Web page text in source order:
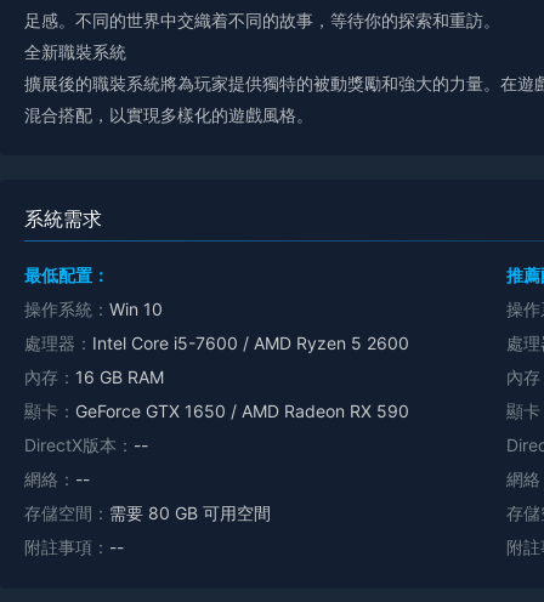
足感。不同的世界中交織着不同的故事，等待你的探索和重訪。
全新職裝系統
擴展後的職裝系統將為玩家提供獨特的被動獎勵和強大的力量。在
混合搭配，以實現多樣化的遊戲風格。
系統需求
最低配置：
操作系統： Win 10
處理器： Intel Core i5-7600 / AMD Ryzen 5 2600
內存： 16 GB RAM
顯卡： GeForce GTX 1650 / AMD Radeon RX 590
DirectX版本： --
網絡： --
存儲空間： 需要 80 GB 可用空間
附註事項： --
推
操
處
內
顯卡
網絡
存
附